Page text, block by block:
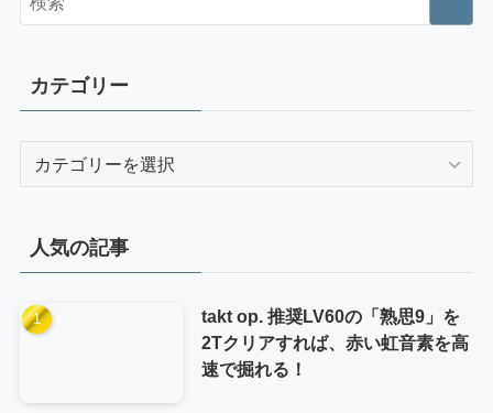
カテゴリー
ー
人気の記事
takt op. 推奨LV60の「熟思9」を
2Tクリアすれば、赤い虹音素を高
速で掘れる！